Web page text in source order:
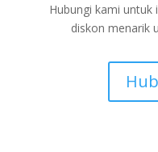
Hubungi kami
diskon menarik